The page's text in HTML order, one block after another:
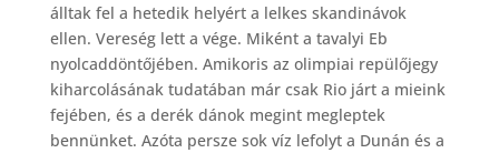
álltak fel a hetedik helyért a lelkes skandinávok
ellen. Vereség lett a vége. Miként a tavalyi Eb
nyolcaddöntőjében. Amikoris az olimpiai repülőjegy
kiharcolásának tudatában már csak Rio járt a mieink
fejében, és a derék dánok megint megleptek
bennünket. Azóta persze sok víz lefolyt a Dunán és a